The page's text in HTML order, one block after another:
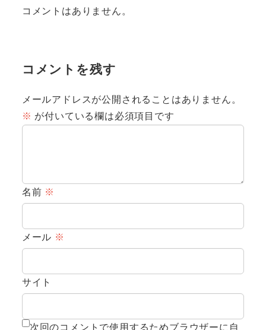
コメントはありません。
コメントを残す
メールアドレスが公開されることはありません。
※ が付いている欄は必須項目です
名前 ※
メール ※
サイト
次回のコメントで使用するためブラウザーに自